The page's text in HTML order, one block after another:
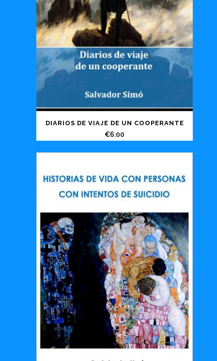
DIARIOS DE VIAJE DE UN COOPERANTE
€6.00